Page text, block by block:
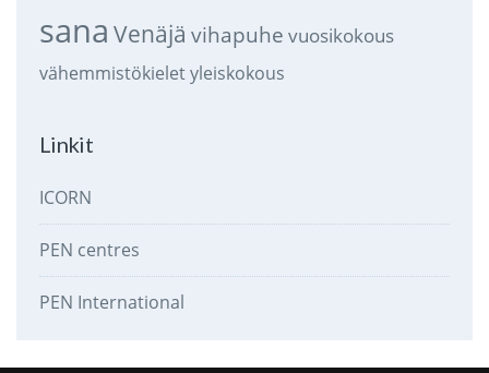
sana Venäjä vihapuhe vuosikokous
vähemmistökieletyleiskokous
Linkit
ICORN
PEN centres
PEN International